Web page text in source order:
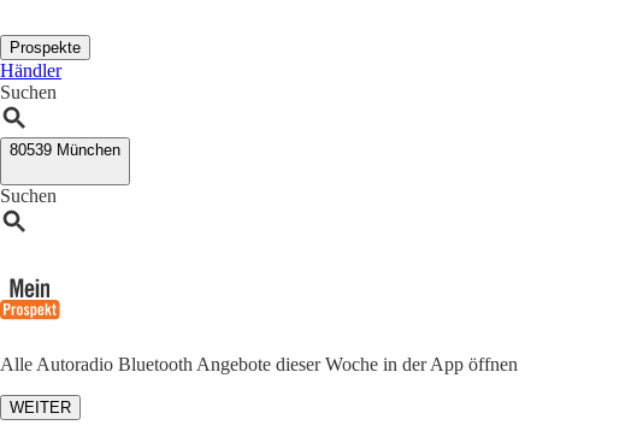
Prospekte
Händler
Suchen
80539 München
Suchen
Alle Autoradio Bluetooth Angebote dieser Woche in der App öffnen
WEITER